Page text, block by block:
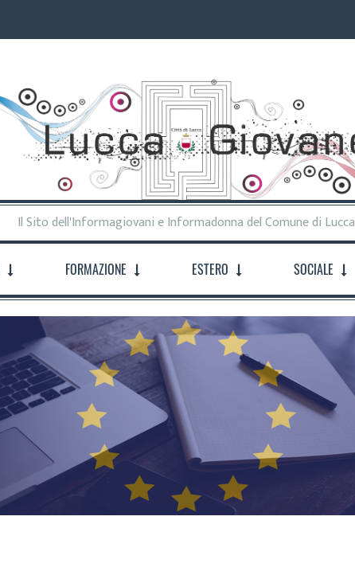
Il Sito dell'Informagiovani e Informadonna del Comune di Lucca
FORMAZIONE ESTERO SOCIALE